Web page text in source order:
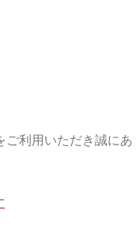
ご利用いただき誠にあ